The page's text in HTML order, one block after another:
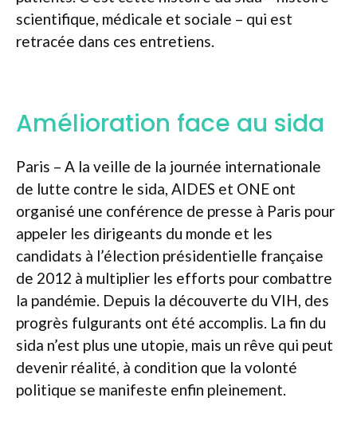
scientifique, médicale et sociale – qui est
retracée dans ces entretiens.
Amélioration face au sida
Paris – A la veille de la journée internationale
de lutte contre le sida, AIDES et ONE ont
organisé une conférence de presse à Paris pour
appeler les dirigeants du monde et les
candidats à l’élection présidentielle française
de 2012 à multiplier les efforts pour combattre
la pandémie. Depuis la découverte du VIH, des
progrès fulgurants ont été accomplis. La fin du
sida n’est plus une utopie, mais un rêve qui peut
devenir réalité, à condition que la volonté
politique se manifeste enfin pleinement.